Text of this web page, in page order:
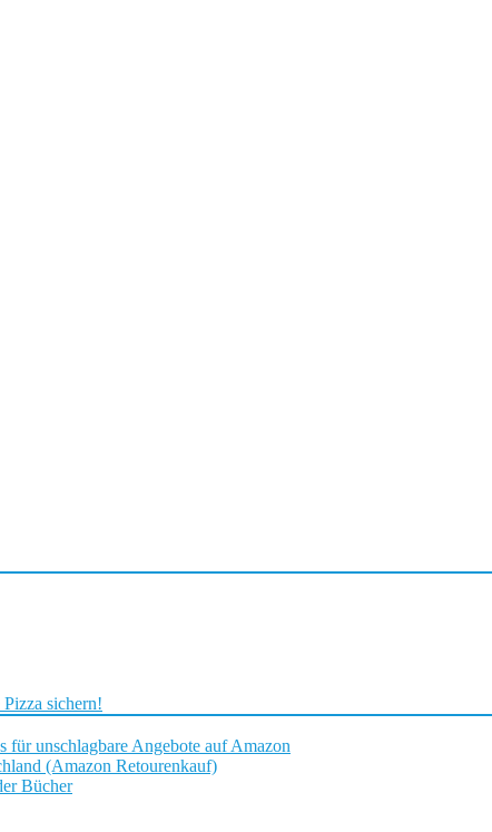
sichern!
für unschlagbare Angebote auf Amazon
(Amazon Retourenkauf)
Bücher